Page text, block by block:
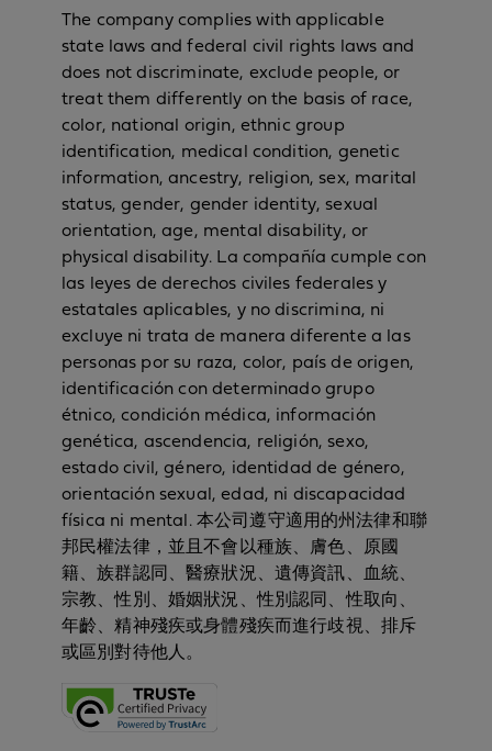
The company complies with applicable
state laws and federal civil rights laws and
does not discriminate, exclude people, or
treat them differently on the basis of race,
color, national origin, ethnic group
identification, medical condition, genetic
information, ancestry, religion, sex, marital
status, gender, gender identity, sexual
orientation, age, mental disability, or
physical disability. La compañía cumple con
las leyes de derechos civiles federales y
estatales aplicables, y no discrimina, ni
excluye ni trata de manera diferente a las
personas por su raza, color, país de origen,
identificación con determinado grupo
étnico, condición médica, información
genética, ascendencia, religión, sexo,
estado civil, género, identidad de género,
orientación sexual, edad, ni discapacidad
física ni mental. 本公司遵守適用的州法律和聯
邦民權法律，並且不會以種族、膚色、原國
籍、族群認同、醫療狀況、遺傳資訊、血統、
宗教、性別、婚姻狀況、性別認同、性取向、
年齡、精神殘疾或身體殘疾而進行歧視、排斥
或區別對待他人。